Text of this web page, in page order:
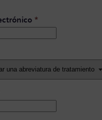
*